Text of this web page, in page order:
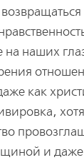
наших
как
и даже